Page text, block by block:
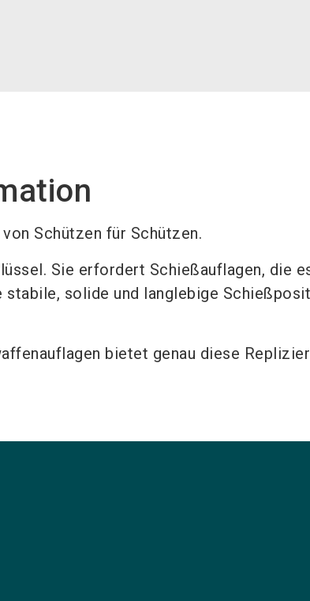
Schützen für Schützen.
Sie erfordert Schießauflagen, die
stabile, solide und langlebige
bietet genau diese